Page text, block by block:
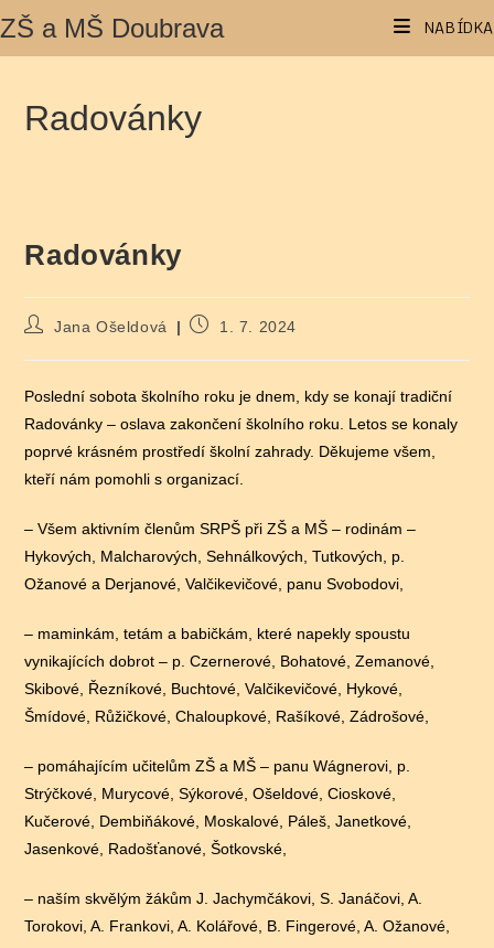
Přejít
k
ZŠ a MŠ Doubrava NABÍDKA
Radovánky
Radovánky
AutorJana Ošeldová
Příspěvek
publikován
1. 7. 2024
Poslední sobota školního roku je dnem, kdy se konají tradiční
Radovánky – oslava zakončení školního roku. Letos se konaly
poprvé krásném prostředí školní zahrady. Děkujeme všem,
kteří nám pomohli s organizací.
– Všem aktivním členům SRPŠ při ZŠ a MŠ – rodinám –
Hykových, Malcharových, Sehnálkových, Tutkových, p.
Ožanové a Derjanové, Valčikevičové, panu Svobodovi,
– maminkám, tetám a babičkám, které napekly spoustu
vynikajících dobrot – p. Czernerové, Bohatové, Zemanové,
Skibové, Řezníkové, Buchtové, Valčikevičové, Hykové,
Šmídové, Růžičkové, Chaloupkové, Rašíkové, Zádrošové,
– pomáhajícím učitelům ZŠ a MŠ – panu Wágnerovi, p.
Strýčkové, Murycové, Sýkorové, Ošeldové, Cioskové,
Kučerové, Dembiňákové, Moskalové, Páleš, Janetkové,
Jasenkové, Radošťanové, Šotkovské,
– naším skvělým žákům J. Jachymčákovi, S. Janáčovi, A.
Torokovi, A. Frankovi, A. Kolářové, B. Fingerové, A. Ožanové,